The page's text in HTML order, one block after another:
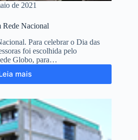
de 2021
Nacional
Para celebrar o Dia das
foi escolhida pelo
Globo, para…
mais